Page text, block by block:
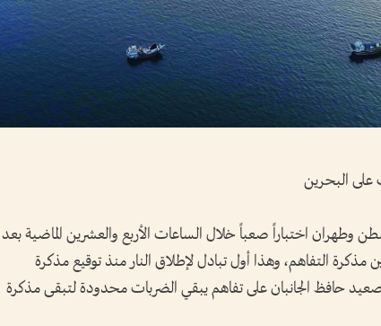
على البحرين
وطهران اختباراً صعباً خلال الساعات الأربع والعشرين الماضية بعد
مذكرة التفاهم، وهذا أول تبادل لإطلاق النار منذ توقيع مذكرة
لكن رغم التصعيد حافظ الجانبان على تفاهم يبقي الضربات محدودة لتبقى مذكرة